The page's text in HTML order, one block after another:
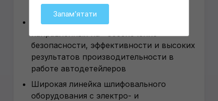
разработок
Тысячи решений и патентов,
направленных на обеспечение
безопасности, эффективности и высоких
результатов производительности в
работе автодетейлеров
Широкая линейка шлифовального
оборудования с электро- и
Запамʼятати